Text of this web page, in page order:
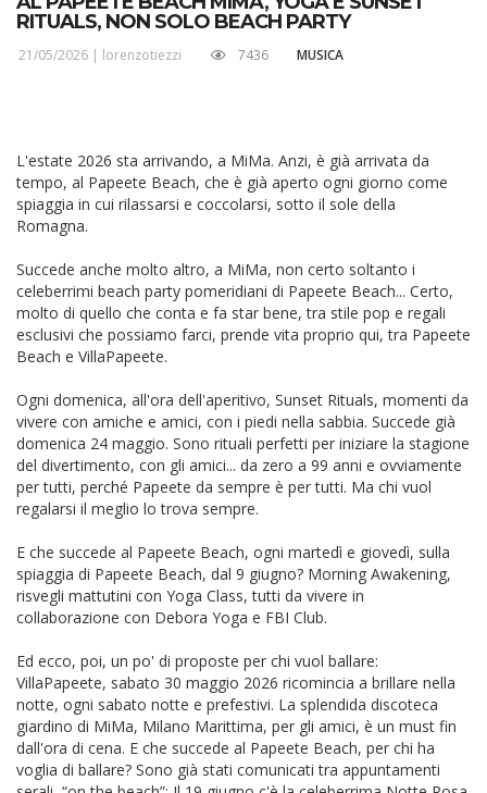
RITUALS, NON SOLO BEACH PARTY
21/05/2026 | lorenzotiezzi 7436 MUSICA
L'estate 2026 sta arrivando, a MiMa. Anzi, è già arrivata da
tempo, al Papeete Beach, che è già aperto ogni giorno come
spiaggia in cui rilassarsi e coccolarsi, sotto il sole della
Romagna.
Succede anche molto altro, a MiMa, non certo soltanto i
celeberrimi beach party pomeridiani di Papeete Beach... Certo,
molto di quello che conta e fa star bene, tra stile pop e regali
esclusivi che possiamo farci, prende vita proprio qui, tra Papeete
Beach e VillaPapeete.
Ogni domenica, all'ora dell'aperitivo, Sunset Rituals, momenti da
vivere con amiche e amici, con i piedi nella sabbia. Succede già
domenica 24 maggio. Sono rituali perfetti per iniziare la stagione
del divertimento, con gli amici... da zero a 99 anni e ovviamente
per tutti, perché Papeete da sempre è per tutti. Ma chi vuol
regalarsi il meglio lo trova sempre.
E che succede al Papeete Beach, ogni martedì e giovedì, sulla
spiaggia di Papeete Beach, dal 9 giugno? Morning Awakening,
risvegli mattutini con Yoga Class, tutti da vivere in
collaborazione con Debora Yoga e FBI Club.
Ed ecco, poi, un po' di proposte per chi vuol ballare:
VillaPapeete, sabato 30 maggio 2026 ricomincia a brillare nella
notte, ogni sabato notte e prefestivi. La splendida discoteca
giardino di MiMa, Milano Marittima, per gli amici, è un must fin
dall'ora di cena. E che succede al Papeete Beach, per chi ha
voglia di ballare? Sono già stati comunicati tra appuntamenti